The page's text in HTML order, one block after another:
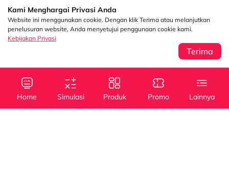
Kami Menghargai Privasi Anda
Website ini menggunakan cookie. Dengan klik Terima atau melanjutkan
penelusuran website, Anda menyetujui penggunaan cookie kami.
Kebijakan Privasi
Terima
Sentral Senayan 2,
3rd Floor Jl. Asia
Afrika No. 8 Senayan
Home Simulasi Produk Promo Lainnya